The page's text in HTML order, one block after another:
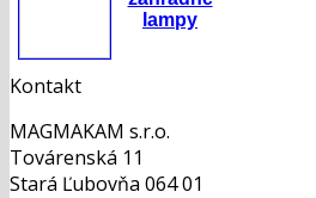
lampy
Kontakt
MAGMAKAM s.r.o.
Továrenská 11
Stará Ľubovňa 064 01